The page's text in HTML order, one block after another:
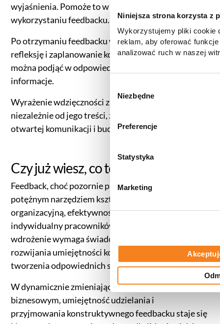
Niniejsza strona korzysta z
Wykorzystujemy pliki cookie
reklam, aby oferować
analizować ruch w naszej
zgody, udostępniamy
informacje z innymi danymi
znajdą Państwo klikając w
prywatności
ó
r
o
Niezbędne
Preferencje
Statystyka
Marketing
wyjaśnienia. Pomoże to w lepszym zrozumieniu i
wykorzystaniu feedbacku.
Po otrzymaniu feedbacku warto poświęcić czas na
refleksję i zaplanowanie konkretnych kroków, które
można podjąć w odpowiedzi na otrzymane
informacje.
Wyrażenie wdzięczności za otrzymany feedback,
niezależnie od jego treści, zachęca do dalszej
otwartej komunikacji i buduje pozytywne relacje.
Czy już wiesz, co to jest feedback?
Feedback, choć pozornie prosty koncept, jest
potężnym narzędziem kształtującym kulturę
organizacyjną, efektywność zespołów i rozwój
indywidualny pracowników. Jego skuteczne
wdrożenie wymaga świadomego podejścia,
rozwijania umiejętności komunikacyjnych i
tworzenia odpowiednich struktur w organizacji.
W dynamicznie zmieniającym się środowisku
biznesowym, umiejętność udzielania i
przyjmowania konstruktywnego feedbacku staje się